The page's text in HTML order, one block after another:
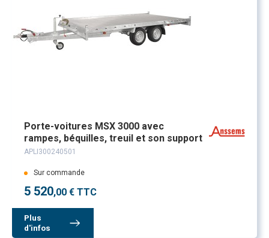
Porte-voitures MSX 3000 avec
rampes, béquilles, treuil et son support
APLI300240501
Sur commande
5 520,00 € TTC
Plus
d'infos